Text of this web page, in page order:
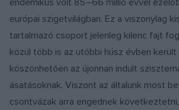
endemikus volt 85–66 millió évvel
európai szigetvilágban. Ez a viszonylag
tartalmazó csoport jelenleg kilenc fajt
közül több is az utóbbi húsz évben került
köszönhetően az újonnan indult
ásatásoknak. Viszont az általunk most
csontvázak arra engednek